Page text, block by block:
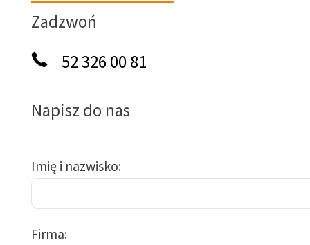
Zadzwoń
52 326 00 81
Napisz do nas
Imię i nazwisko
Firma